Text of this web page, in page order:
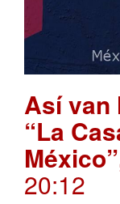
Así van
“La
20:12